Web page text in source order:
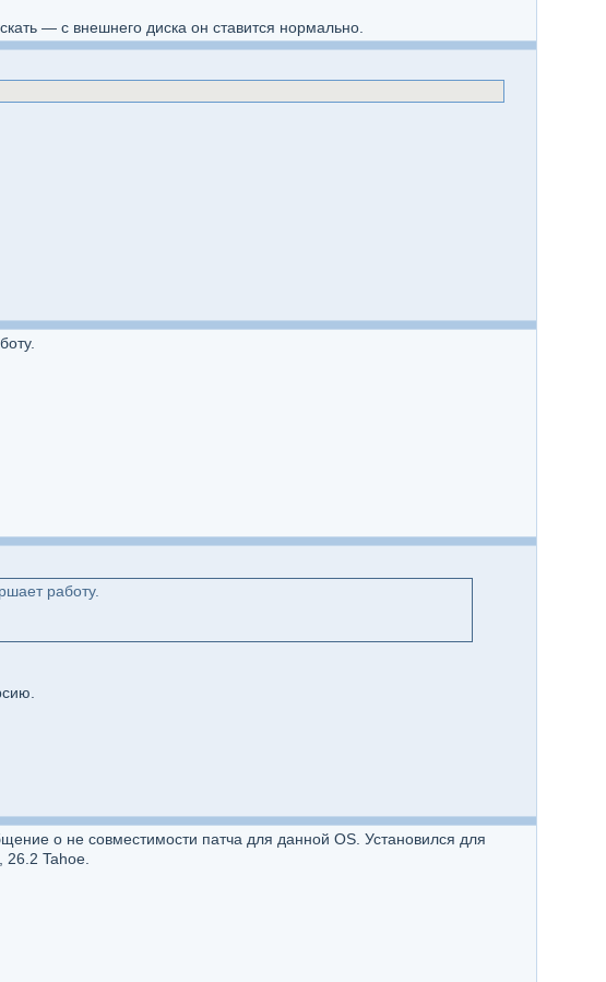
— с внешнего диска он ставится нормально.
работу.
о не совместимости патча для данной OS. Установился для
26.2 Tahoe.